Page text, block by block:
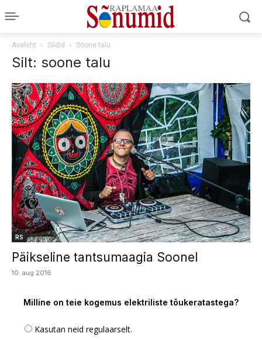
Avaleht Sildid Soone talu
Silt: soone talu
RS
Päikseline tantsumaagia Soonel
10. aug 2016
Milline on teie kogemus elektriliste tõukeratastega?
Kasutan neid regulaarselt.